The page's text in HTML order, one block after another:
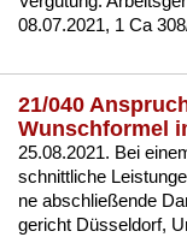
08.07.2021, 1 Ca
21/040
Wunschformel
25.08.2021. Bei
schnitt­li­che
ne ab­sch­ließen­de
ge­richt Düssel­dorf,